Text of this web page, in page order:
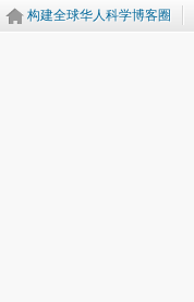
构建全球华人科学博客圈